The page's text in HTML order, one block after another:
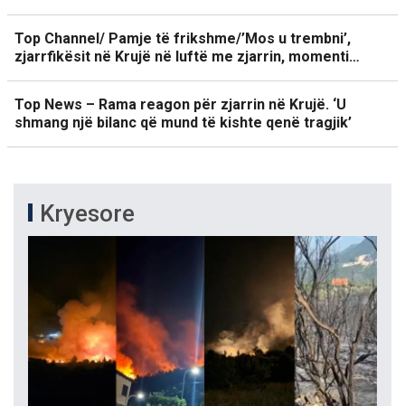
Top Channel/ Pamje të frikshme/’Mos u trembni’,
zjarrfikësit në Krujë në luftë me zjarrin, momenti…
Top News – Rama reagon për zjarrin në Krujë. ‘U
shmang një bilanc që mund të kishte qenë tragjik’
Kryesore